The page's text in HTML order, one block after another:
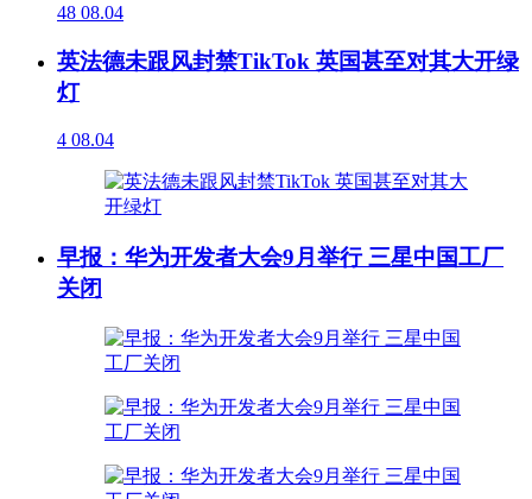
48 08.04
英法德未跟风封禁TikTok 英国甚至对其大开绿
灯
4 08.04
早报：华为开发者大会9月举行 三星中国工厂
关闭